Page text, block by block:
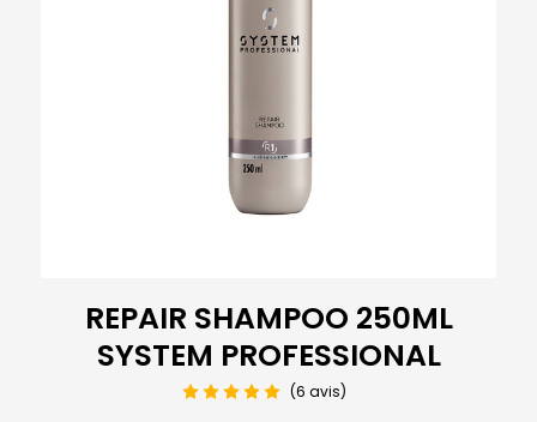
REPAIR SHAMPOO 250ML
SYSTEM PROFESSIONAL
(6 avis)